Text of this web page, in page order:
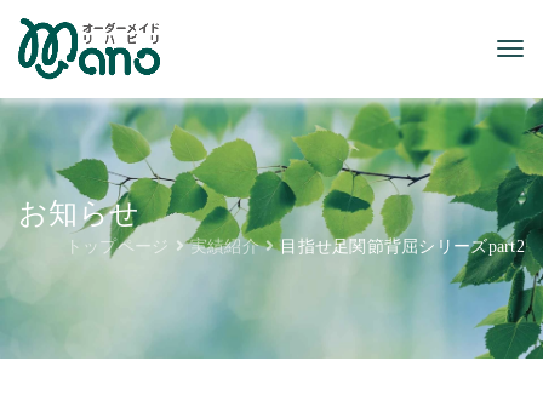
お知らせ
トップページ 実績紹介 目指せ足関節背屈シリーズpart2